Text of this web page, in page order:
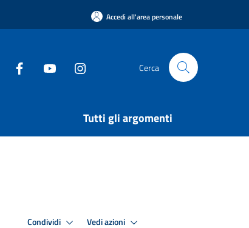
Accedi all'area personale
Cerca
Tutti gli argomenti
Condividi Vedi azioni